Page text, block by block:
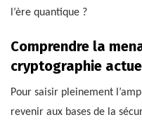
l’ère quantique ?
Comprendre la
cryptographie
Pour saisir pleinement
revenir aux bases de la